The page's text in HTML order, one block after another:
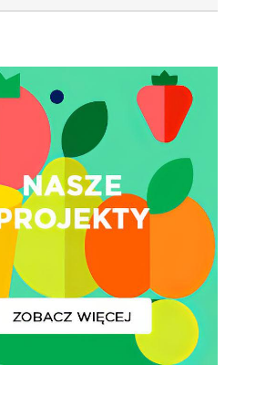
# Wybieram
5 Porcji Warzyw,
Lub Soku
Certyfikowany
Narodowe Badania
Konsumpcji Warzyw
Owoców
Nutriscore Fakty
Federacja
Związków
Rolnych – Ziemniaki
Jedz Owoce I